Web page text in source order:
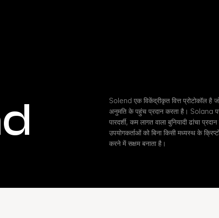
Solend एक विकेंद्रीकृत वित्त प्रोटोकॉल है
अनुमति के पहुंच प्रदान करता है। Solana
पारदर्शी, कम लागत वाला बुनियादी ढांचा
उपयोगकर्ताओं को बिना किसी मध्यस्थ के
करने में सक्षम बनाता है।